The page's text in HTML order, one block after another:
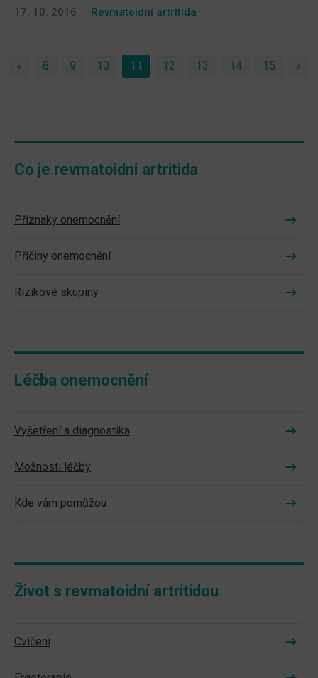
17. 10. 2016 Revmatoidní artritida
« Previous
8 9 10 11 (current)
12 13 14 15 »
Co je revmatoidní artritida
Příznaky onemocnění
Příčiny onemocnění
Rizikové skupiny
Léčba onemocnění
Vyšetření a diagnostika
Možnosti léčby
Kde vám pomůžou
Život s revmatoidní artritidou
Cvičení